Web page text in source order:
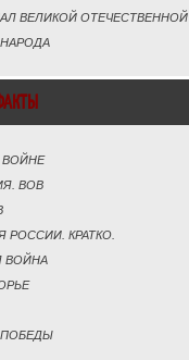
ВЕЛИКОЙ ОТЕЧЕСТВЕННОЙ
ВОЙНЕ
ВОВ
РОССИИ. КРАТКО.
ВОЙНА